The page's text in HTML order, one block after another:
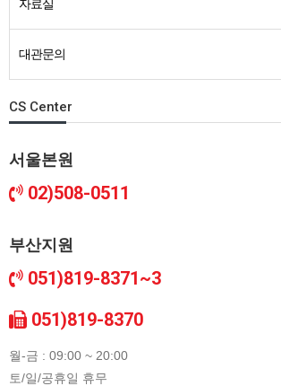
자료실
대관문의
CS Center
서울본원
02)508-0511
부산지원
051)819-8371~3
051)819-8370
월-금 : 09:00 ~ 20:00
토/일/공휴일 휴무